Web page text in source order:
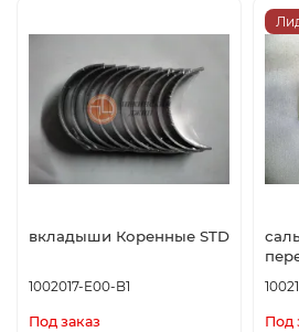
вкладыши Коренные STD
1002017-E00-B1
Под заказ Под